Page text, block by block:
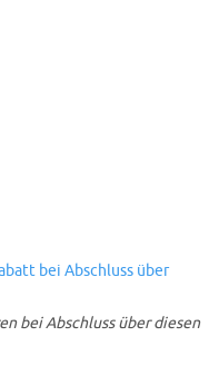
bei Abschluss über diesen